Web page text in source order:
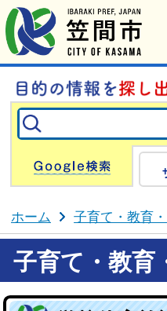
ホーム 子育て・教育
子育て・教育